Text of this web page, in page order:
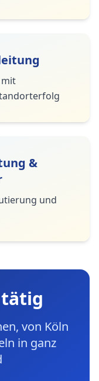
&
und
von Köln
in ganz